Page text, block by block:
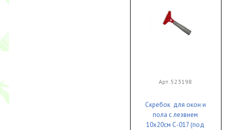
Арт. 523198
Скребок для окон и
пола с лезвием
10х20см С-017 (под